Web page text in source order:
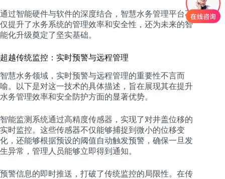
通过智能硬件与软件的深度结合，智慧水务管理平台不
仅提升了水务系统的管理效率和安全性，还为未来的智
能化升级奠定了坚实基础。
超越传统监控：实时预警与远程管理
智慧水务领域，实时预警与远程管理的重要性不言而
喻。以下是对这一技术的具体描述，旨在展现其在提升
水务管理效率和安全防护方面的显著优势。
智能监测系统通过高精度传感器，实现了对井盖位移的
实时监控。这些传感器不仅能够捕捉到微小的位移变
化，还能够根据预设的阈值自动触发预警，确保一旦发
生异常，管理人员能够立即得到通知。
预警信息的即时推送，打破了传统监控的局限性。在传